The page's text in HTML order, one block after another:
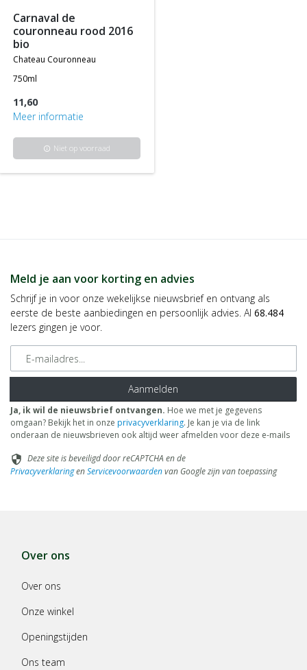
carnaval de
couronneau rood 2016
bio
chateau couronneau
750ml
11,60
Meer informatie
info Niet op voorraad
Meld je aan voor korting en advies
Schrijf je in voor onze wekelijkse nieuwsbrief en ontvang als
eerste de beste aanbiedingen en persoonlijk advies. Al 68.484
lezers gingen je voor.
E-mailadres
Aanmelden
Ja, ik wil de nieuwsbrief ontvangen. Hoe we met je gegevens
omgaan? Bekijk het in onze privacyverklaring. Je kan je via de link
onderaan de nieuwsbrieven ook altijd weer afmelden voor deze e-mails
security Deze site is beveiligd door reCAPTCHA en de
PrivacyverklaringenServicevoorwaardenvan Google zijn van toepassing
Over ons
Over ons
Onze winkel
Openingstijden
Ons team